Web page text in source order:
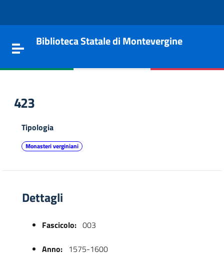
Toggle navigation
Biblioteca Statale di Montevergine
423
Tipologia
Monasteri verginiani
Dettagli
Fascicolo: 003
Anno: 1575-1600